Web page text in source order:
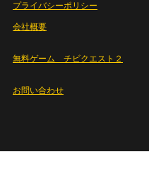
プライバシーポリシー
会社概要
無料ゲーム チビクエスト２
お問い合わせ